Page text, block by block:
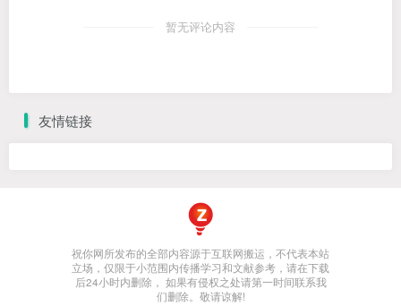
暂无评论内容
友情链接
祝你网所发布的全部内容源于互联网搬运，不代表本站
立场，仅限于小范围内传播学习和文献参考，请在下载
后24小时内删除， 如果有侵权之处请第一时间联系我
们删除。敬请谅解!